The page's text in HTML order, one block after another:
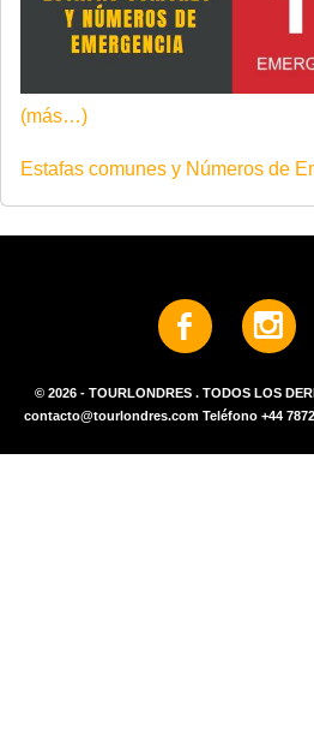
(más…)
Estafas comunes y Números de
© 2026 - TOURLONDRES . TODOS LOS
contacto@tourlondres.com Teléfono +44